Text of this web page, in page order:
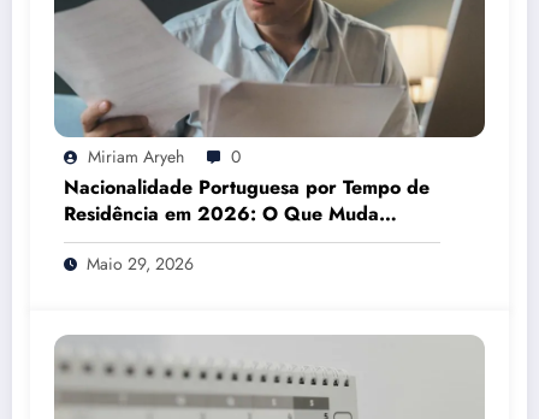
Miriam Aryeh 0
Nacionalidade Portuguesa por Tempo de
Residência em 2026: O Que Muda
Mesmo
Maio 29, 2026